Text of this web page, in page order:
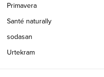
Primavera
Santé naturally
sodasan
Urtekram